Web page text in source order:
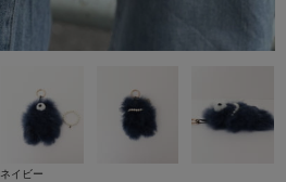
ネイビー